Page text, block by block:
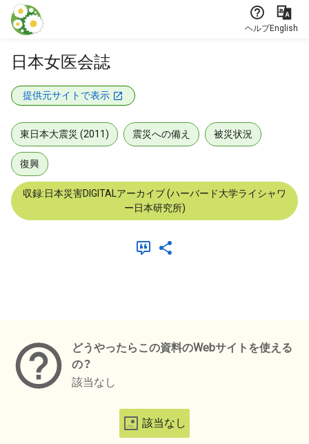
本文に飛ぶ
ヘルプEnglish
日本女医会誌
提供元サイトで表示
東日本大震災 (2011) 震災への備え 被災状況
復興
収録:日本災害DIGITALアーカイブ (ハーバード大学ライシャワ
ー日本研究所)
どうやったらこの資料のWebサイトを使える
の？
該当なし
該当なし